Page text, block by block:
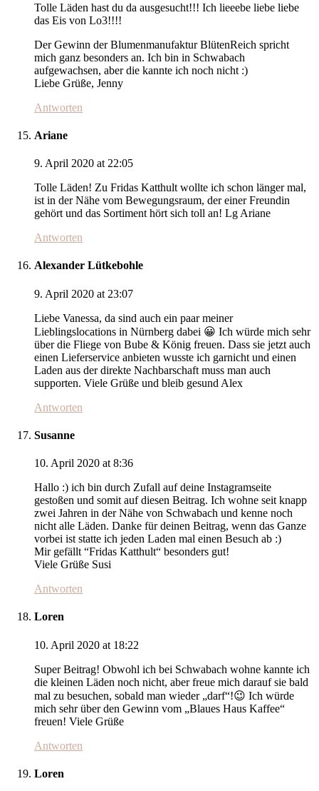
Tolle Läden hast du da ausgesucht!!! Ich lieeebe liebe liebe
das Eis von Lo3!!!!
Der Gewinn der Blumenmanufaktur BlütenReich spricht
mich ganz besonders an. Ich bin in Schwabach
aufgewachsen, aber die kannte ich noch nicht :)
Liebe Grüße, Jenny
Antworten
Ariane
9. April 2020 at 22:05
Tolle Läden! Zu Fridas Katthult wollte ich schon länger mal,
ist in der Nähe vom Bewegungsraum, der einer Freundin
gehört und das Sortiment hört sich toll an! Lg Ariane
Antworten
Alexander Lütkebohle
9. April 2020 at 23:07
Liebe Vanessa, da sind auch ein paar meiner
Lieblingslocations in Nürnberg dabei 😀 Ich würde mich sehr
über die Fliege von Bube & König freuen. Dass sie jetzt auch
einen Lieferservice anbieten wusste ich garnicht und einen
Laden aus der direkte Nachbarschaft muss man auch
supporten. Viele Grüße und bleib gesund Alex
Antworten
Susanne
10. April 2020 at 8:36
Hallo :) ich bin durch Zufall auf deine Instagramseite
gestoßen und somit auf diesen Beitrag. Ich wohne seit knapp
zwei Jahren in der Nähe von Schwabach und kenne noch
nicht alle Läden. Danke für deinen Beitrag, wenn das Ganze
vorbei ist statte ich jeden Laden mal einen Besuch ab :)
Mir gefällt “Fridas Katthult“ besonders gut!
Viele Grüße Susi
Antworten
Loren
10. April 2020 at 18:22
Super Beitrag! Obwohl ich bei Schwabach wohne kannte ich
die kleinen Läden noch nicht, aber freue mich darauf sie bald
mal zu besuchen, sobald man wieder „darf“!😉 Ich würde
mich sehr über den Gewinn vom „Blaues Haus Kaffee“
freuen! Viele Grüße
Antworten
Loren